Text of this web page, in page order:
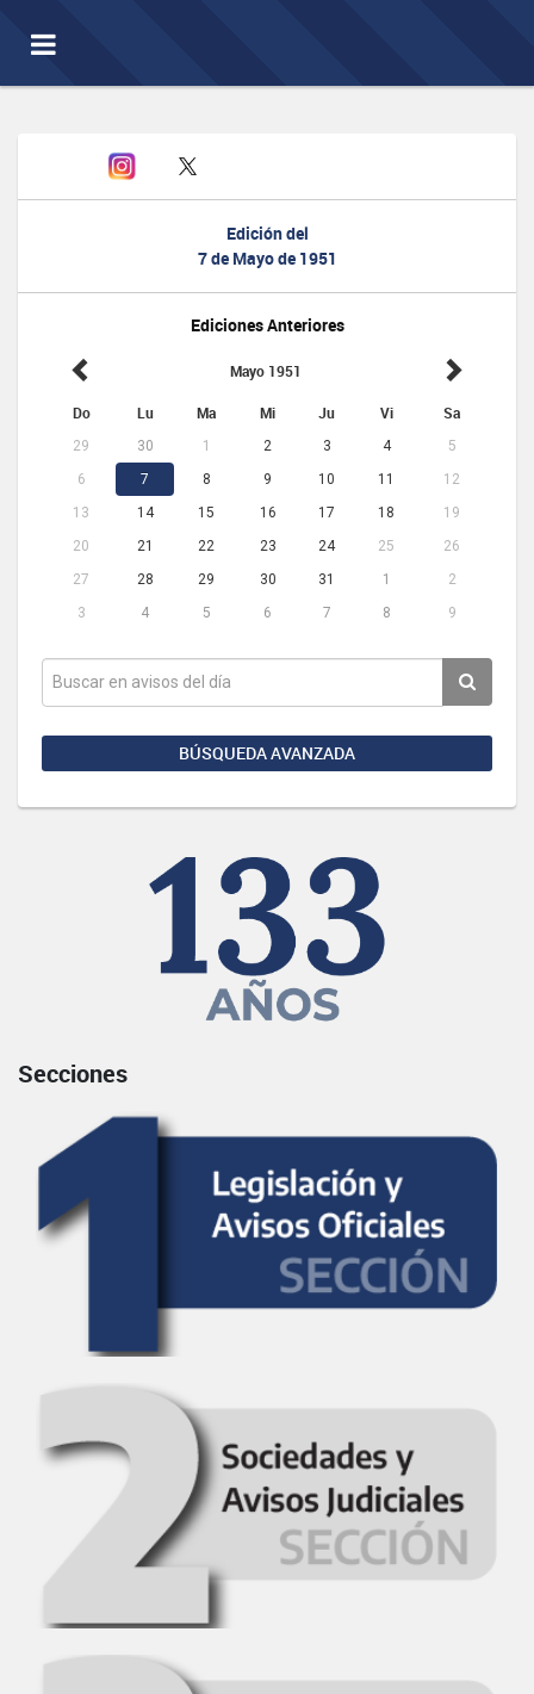
Toggle
navigation
Edición del
7 de Mayo de 1951
Ediciones Anteriores
Mayo 1951
Do Lu Ma Mi Ju Vi Sa
29 30 1 2 3 4
5
6
7 8 9 10 11
12
13
14 15 16 17 18
19
20
21 22 23 24 25
26
27
28 29 30 31 1
2
3
4 5 6 7 8 9
BÚSQUEDA AVANZADA
Secciones